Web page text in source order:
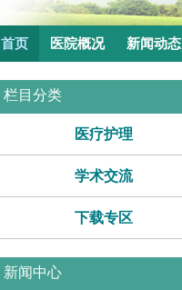
首页 医院概况 新闻动态
栏目分类
医疗护理
学术交流
下载专区
新闻中心